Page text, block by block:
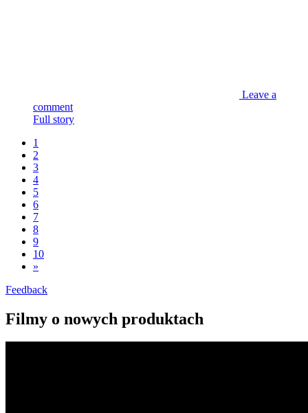
Leave a
comment
Full story
1
2
3
4
5
6
7
8
9
10
»
Feedback
Filmy o nowych produktach